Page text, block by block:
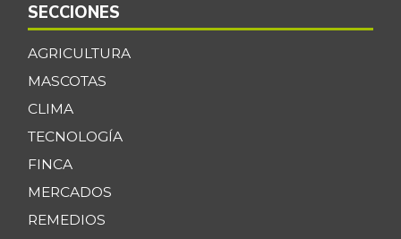
SECCIONES
AGRICULTURA
MASCOTAS
CLIMA
TECNOLOGÍA
FINCA
MERCADOS
REMEDIOS